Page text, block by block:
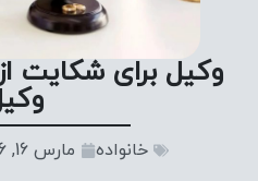
وکیل برای شکایت
خانواده مارس 16, 2026